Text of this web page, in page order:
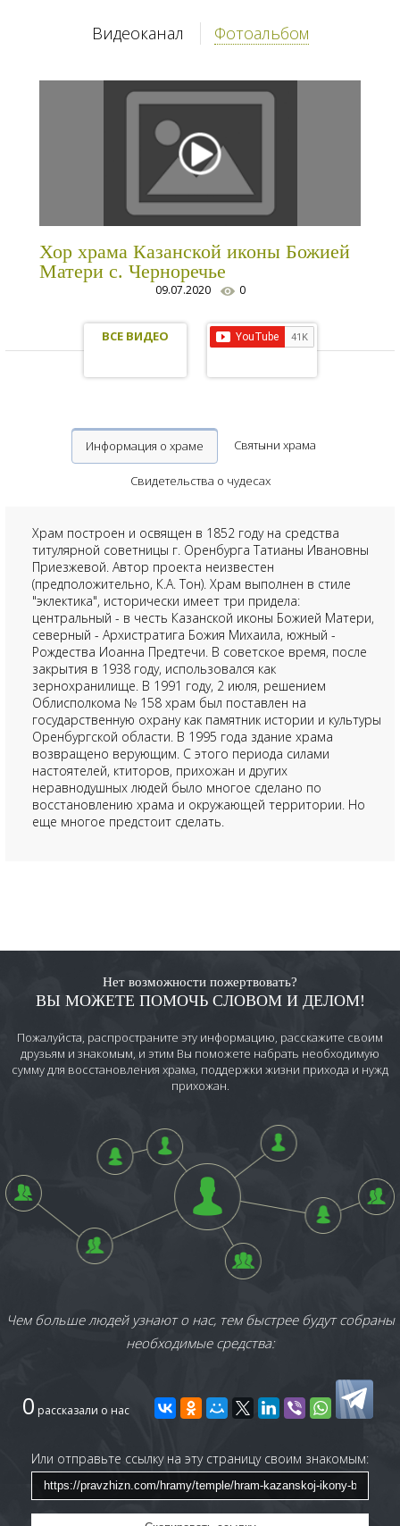
Видеоканал Фотоальбом
Хор храма Казанской иконы Божией
Матери с. Черноречье
09.07.2020 0
ВСЕ ВИДЕО
Информация о храме Святыни храма
Свидетельства о чудесах
Храм построен и освящен в 1852 году на средства
титулярной советницы г. Оренбурга Татианы Ивановны
Приезжевой. Автор проекта неизвестен
(предположительно, К.А. Тон). Храм выполнен в стиле
"эклектика", исторически имеет три придела:
центральный - в честь Казанской иконы Божией Матери,
северный - Архистратига Божия Михаила, южный -
Рождества Иоанна Предтечи. В советское время, после
закрытия в 1938 году, использовался как
зернохранилище. В 1991 году, 2 июля, решением
Облисполкома № 158 храм был поставлен на
государственную охрану как памятник истории и культуры
Оренбургской области. В 1995 года здание храма
возвращено верующим. С этого периода силами
настоятелей, ктиторов, прихожан и других
неравнодушных людей было многое сделано по
восстановлению храма и окружающей территории. Но
еще многое предстоит сделать.
Нет возможности пожертвовать?
ВЫ МОЖЕТЕ ПОМОЧЬ СЛОВОМ И ДЕЛОМ!
Пожалуйста, распространите эту информацию, расскажите своим
друзьям и знакомым, и этим Вы поможете набрать необходимую
сумму для восстановления храма, поддержки жизни прихода и нужд
прихожан.
Чем больше людей узнают о нас, тем быстрее будут собраны
необходимые средства:
0 рассказали о нас
Или отправьте ссылку на эту страницу своим знакомым: